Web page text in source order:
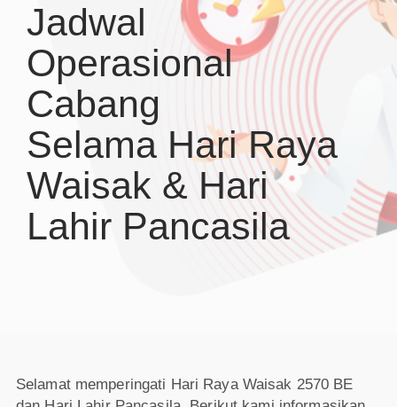
Jadwal
Operasional
Cabang
Selama Hari Raya
Waisak & Hari
Lahir Pancasila
Selamat memperingati Hari Raya Waisak 2570 BE